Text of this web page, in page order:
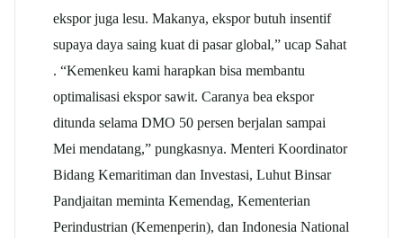
ekspor juga lesu. Makanya, ekspor butuh insentif
supaya daya saing kuat di pasar global,” ucap Sahat
. “Kemenkeu kami harapkan bisa membantu
optimalisasi ekspor sawit. Caranya bea ekspor
ditunda selama DMO 50 persen berjalan sampai
Mei mendatang,” pungkasnya. Menteri Koordinator
Bidang Kemaritiman dan Investasi, Luhut Binsar
Pandjaitan meminta Kemendag, Kementerian
Perindustrian (Kemenperin), dan Indonesia National